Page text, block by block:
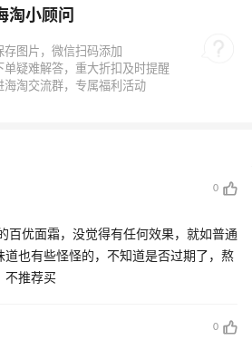
淘小顾问
0
百优面霜，没觉得有任何效果，就如普通
道也有些怪怪的，不知道是否过期了，熬
不推荐买
0